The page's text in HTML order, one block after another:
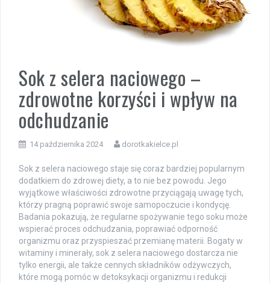
Sok z selera naciowego –
zdrowotne korzyści i wpływ na
odchudzanie
14 października 2024 dorotkakielce.pl
Sok z selera naciowego staje się coraz bardziej popularnym
dodatkiem do zdrowej diety, a to nie bez powodu. Jego
wyjątkowe właściwości zdrowotne przyciągają uwagę tych,
którzy pragną poprawić swoje samopoczucie i kondycję.
Badania pokazują, że regularne spożywanie tego soku może
wspierać proces odchudzania, poprawiać odporność
organizmu oraz przyspieszać przemianę materii. Bogaty w
witaminy i minerały, sok z selera naciowego dostarcza nie
tylko energii, ale także cennych składników odżywczych,
które mogą pomóc w detoksykacji organizmu i redukcji